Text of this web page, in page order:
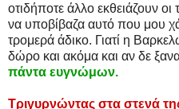
οτιδήποτε άλλο εκθειάζουν
να υποβίβαζα αυτό που μου
τρομερά άδικο. Γιατί η
δώρο και ακόμα και αν δε
πάντα ευγνώμων.
Τριγυρνώντας στα στενά